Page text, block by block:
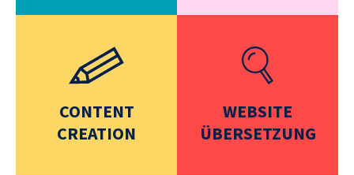
CONTENT
CREATION
WEBSITE
ÜBERSETZUNG